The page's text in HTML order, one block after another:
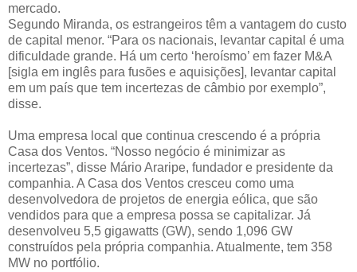
mercado.
Segundo Miranda, os estrangeiros têm a vantagem do custo
de capital menor. “Para os nacionais, levantar capital é uma
dificuldade grande. Há um certo ‘heroísmo’ em fazer M&A
[sigla em inglês para fusões e aquisições], levantar capital
em um país que tem incertezas de câmbio por exemplo”,
disse.
Uma empresa local que continua crescendo é a própria
Casa dos Ventos. “Nosso negócio é minimizar as
incertezas”, disse Mário Araripe, fundador e presidente da
companhia. A Casa dos Ventos cresceu como uma
desenvolvedora de projetos de energia eólica, que são
vendidos para que a empresa possa se capitalizar. Já
desenvolveu 5,5 gigawatts (GW), sendo 1,096 GW
construídos pela própria companhia. Atualmente, tem 358
MW no portfólio.